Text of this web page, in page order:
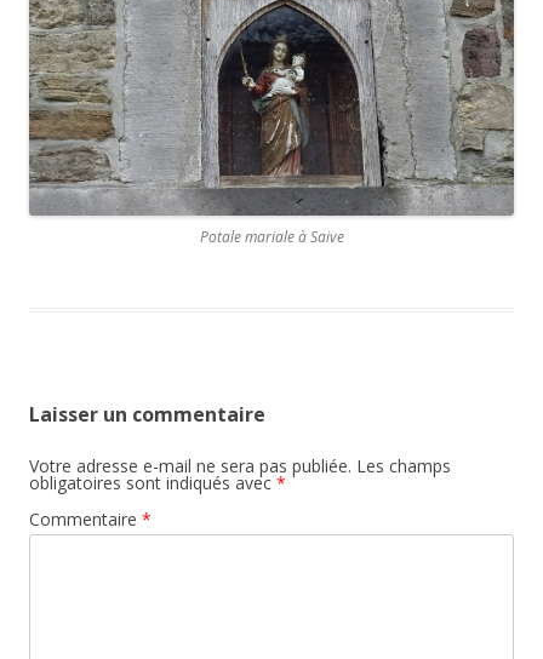
Potale mariale à Saive
Laisser un commentaire
Votre adresse e-mail ne sera pas publiée. Les champs
obligatoires sont indiqués avec *
Commentaire *